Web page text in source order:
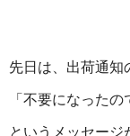
先日は、出荷通知
「不要になった
というメッセージ